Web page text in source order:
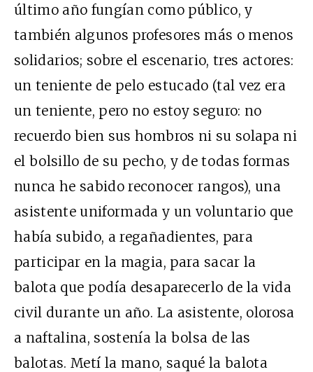
último año fungían como público, y
también algunos profesores más o menos
solidarios; sobre el escenario, tres actores:
un teniente de pelo estucado (tal vez era
un teniente, pero no estoy seguro: no
recuerdo bien sus hombros ni su solapa ni
el bolsillo de su pecho, y de todas formas
nunca he sabido reconocer rangos), una
asistente uniformada y un voluntario que
había subido, a regañadientes, para
participar en la magia, para sacar la
balota que podía desaparecerlo de la vida
civil durante un año. La asistente, olorosa
a naftalina, sostenía la bolsa de las
balotas. Metí la mano, saqué la balota